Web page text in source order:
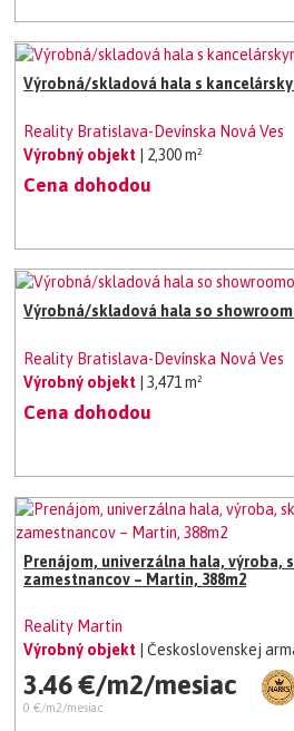
Výrobná/skladová hala s
Reality Bratislava-Devínska Nová Ves
Výrobný objekt
| 2,300 m²
Cena dohodou
Výrobná/skladová hala so
Reality Bratislava-Devínska Nová Ves
Výrobný objekt
| 3,471 m²
Cena dohodou
Prenájom, univerzálna hala, výroba,
zamestnancov – Martin, 388m2
Reality Martin
Výrobný objekt
| Československej
3.46 €/m2/mesiac
0 €/m2/mesiac